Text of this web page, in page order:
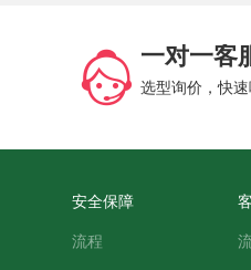
一对一客
选型询价，快
安全保障
流程